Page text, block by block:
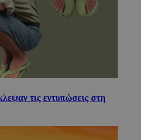
τις εντυπώσεις στη